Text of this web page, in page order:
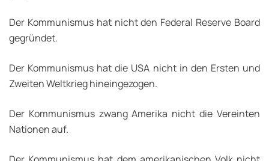
Der Kommunismus hat nicht den Federal Reserve Board
gegründet.
Der Kommunismus hat die USA nicht in den Ersten und
Zweiten Weltkrieg hineingezogen.
Der Kommunismus zwang Amerika nicht die Vereinten
Nationen auf.